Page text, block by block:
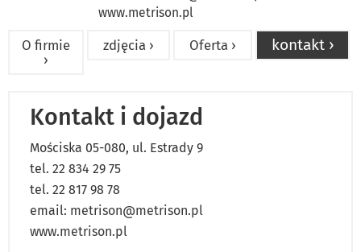
www.metrison.pl
O firmie
›
zdjęcia › Oferta › kontakt ›
Kontakt i dojazd
Mościska 05-080, ul. Estrady 9
tel. 22 834 29 75
tel. 22 817 98 78
email: metrison@metrison.pl
www.metrison.pl